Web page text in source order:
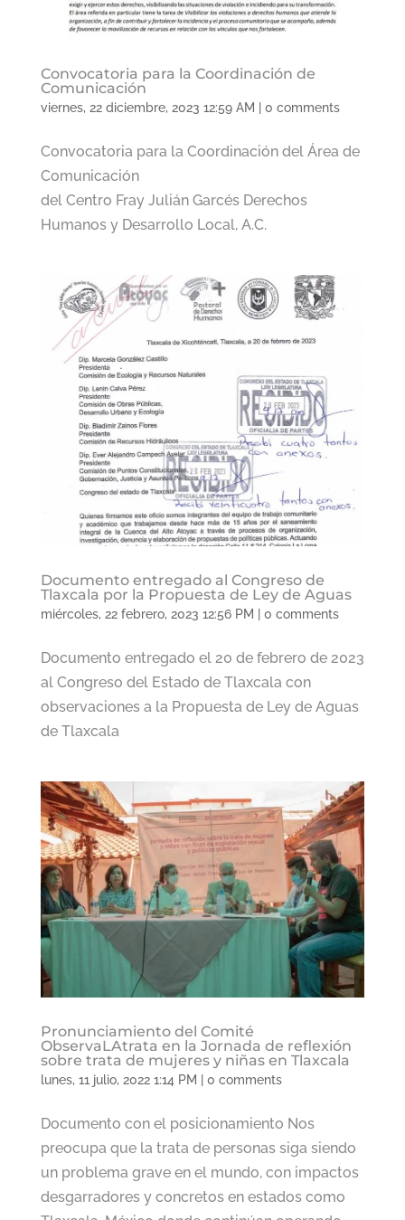
Convocatoria para la Coordinación de
Comunicación
viernes, 22 diciembre, 2023 12:59 AM 0 comments
Convocatoria para la Coordinación del Área de
Comunicación
del Centro Fray Julián Garcés Derechos
Humanos y Desarrollo Local, A.C.
Documento entregado al Congreso de
Tlaxcala por la Propuesta de Ley de Aguas
miércoles, 22 febrero, 2023 12:56 PM 0 comments
Documento entregado el 20 de febrero de 2023
al Congreso del Estado de Tlaxcala con
observaciones a la Propuesta de Ley de Aguas
de Tlaxcala
Pronunciamiento del Comité
ObservaLAtrata en la Jornada de reflexión
sobre trata de mujeres y niñas en Tlaxcala
lunes, 11 julio, 2022 1:14 PM 0 comments
Documento con el posicionamiento Nos
preocupa que la trata de personas siga siendo
un problema grave en el mundo, con impactos
desgarradores y concretos en estados como